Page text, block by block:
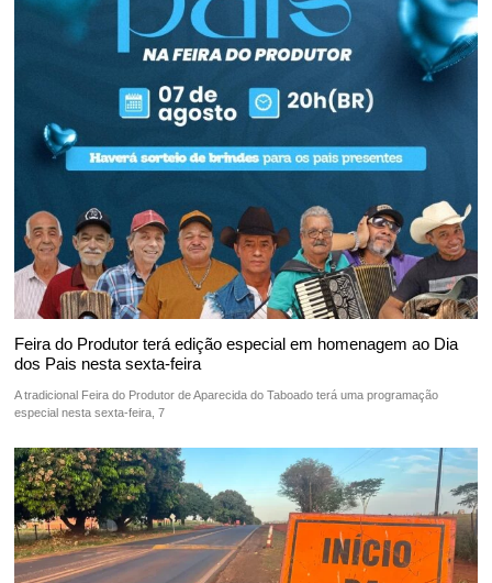
Feira do Produtor terá edição especial em homenagem ao Dia
dos Pais nesta sexta-feira
A tradicional Feira do Produtor de Aparecida do Taboado terá uma programação
especial nesta sexta-feira, 7